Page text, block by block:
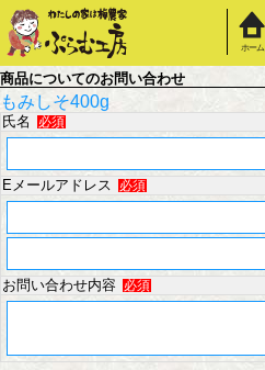
ホーム
商品についてのお問い合わせ
もみしそ400g
氏名 必須
Eメールアドレス 必須
お問い合わせ内容
必須